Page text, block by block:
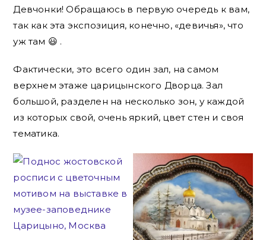
Девчонки! Обращаюсь в первую очередь к вам,
так как эта экспозиция, конечно, «девичья», что
уж там 😃 .
Фактически, это всего один зал, на самом
верхнем этаже царицынского Дворца. Зал
большой, разделен на несколько зон, у каждой
из которых свой, очень яркий, цвет стен и своя
тематика.